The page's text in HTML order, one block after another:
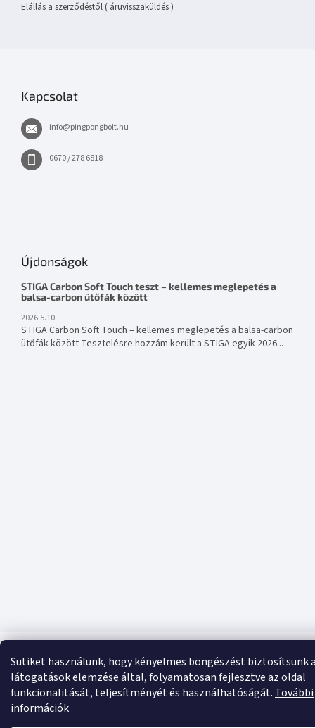
Sütiket használunk, hogy kényelmes böngészést biztosítsunk
látogatások elemzése által, folyamatosan fejlesztve az oldal
funkcionalitását, teljesítményét és használhatóságát. További
információk
Elállás a szerződéstől ( áruvisszaküldés )
Kapcsolat
info@pingpongbolt.hu
0670 / 278 6818
Újdonságok
STIGA Carbon Soft Touch teszt – kellemes meglepetés a
balsa-carbon ütőfák között
2026.5.10
STIGA Carbon Soft Touch – kellemes meglepetés a balsa-carbon
ütőfák között Tesztelésre hozzám került a STIGA egyik 2026...